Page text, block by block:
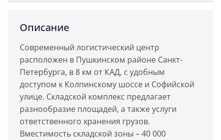
Описание
Современный логистический центр
расположен в Пушкинском районе Санкт-
Петербурга, в 8 км от КАД, с удобным
доступом к Колпинскому шоссе и Софийской
улице. Складской комплекс предлагает
разнообразие площадей, а также услуги
ответственного хранения грузов.
Вместимость складской зоны – 40 000